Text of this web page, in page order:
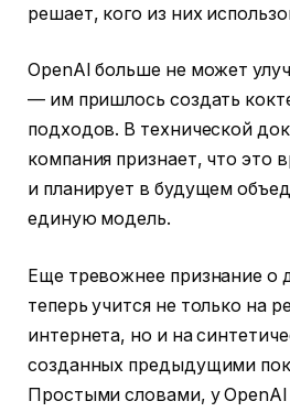
решает, кого из них
OpenAI больше не может
— им пришлось создать
подходов. В технической
компания признает, что это
и планирует в будущем
единую модель.
Еще тревожнее признание о
теперь учится не только на
интернета, но и на
созданных предыдущими
Простыми словами, у OpenAI